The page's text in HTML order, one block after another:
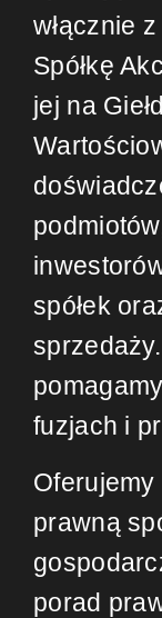
włącznie
Spółkę
jej na
spółek
fuzjach i
Oferujemy
prawną
porad